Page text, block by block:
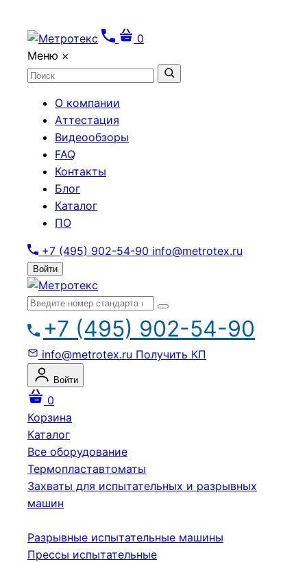
0
Меню ×
О компании
Аттестация
Видеообзоры
FAQ
Контакты
Блог
Каталог
ПО
+7 (495) 902-54-90 info@metrotex.ru
Войти
+7 (495) 902-54-90
info@metrotex.ru Получить КП
Войти
0
Корзина
Каталог
Все оборудование
Термопластавтоматы
Захваты для испытательных и разрывных
машин
Разрывные испытательные машины
Прессы испытательные